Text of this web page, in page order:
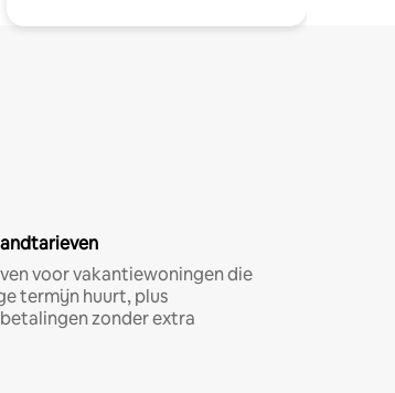
voor vakantiewoningen die
termijn huurt, plus
zonder extra